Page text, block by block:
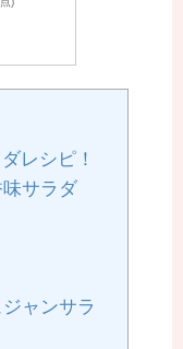
レシピ！
味サラダ
ャンサラ